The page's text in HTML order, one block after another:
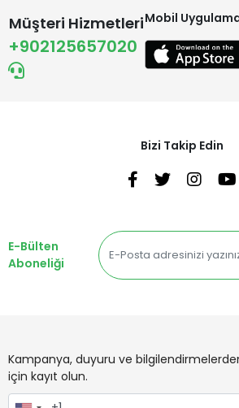
Müşteri Hizmetleri
+902125657020
Mobil
Bizi Takip Edin
E-Bülten
Aboneliği
Kampanya, duyuru ve
için kayıt olun.